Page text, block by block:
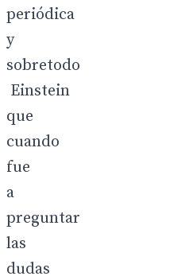
periódica
y
sobretodo
Einstein
que
cuando
fue
a
preguntar
las
dudas